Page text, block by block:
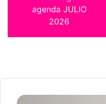
agenda JULIO
2026